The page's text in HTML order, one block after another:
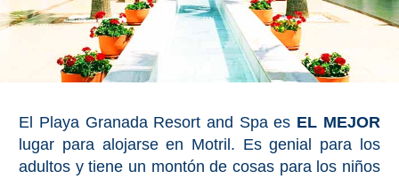
Cheapoair.com
Viator.com
Coches de
Alquiler
Discovercars.com
Buses y
Trenes
Omio.com
El Playa Granada Resort and Spa es EL MEJOR
lugar para alojarse en Motril. Es genial para los
adultos y tiene un montón de cosas para los niños